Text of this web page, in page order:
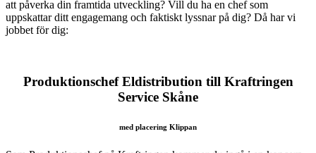
att påverka din framtida utveckling? Vill du ha en chef som
uppskattar ditt engagemang och faktiskt lyssnar på dig? Då har vi
jobbet för dig:
Produktionschef Eldistribution till Kraftringen
Service Skåne
med placering Klippan